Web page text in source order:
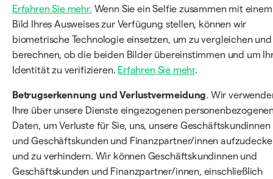
Erfahren Sie mehr. Wenn Sie ein Selfie zusammen mit einem
Bild Ihres Ausweises zur Verfügung stellen, können wir
biometrische Technologie einsetzen, um zu vergleichen und
berechnen, ob die beiden Bilder übereinstimmen und um
Identität zu verifizieren. Erfahren Sie mehr.
Betrugserkennung und Verlustvermeidung. Wir
Ihre über unsere Dienste eingezogenen
Daten, um Verluste für Sie, uns, unsere Geschäftskundinnen
und Geschäftskunden und Finanzpartner/innen
und zu verhindern. Wir können Geschäftskundinnen und
Geschäftskunden und Finanzpartner/innen, einschließlich